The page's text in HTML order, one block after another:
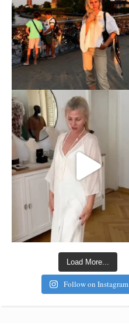
Load More...
Follow on Instagram